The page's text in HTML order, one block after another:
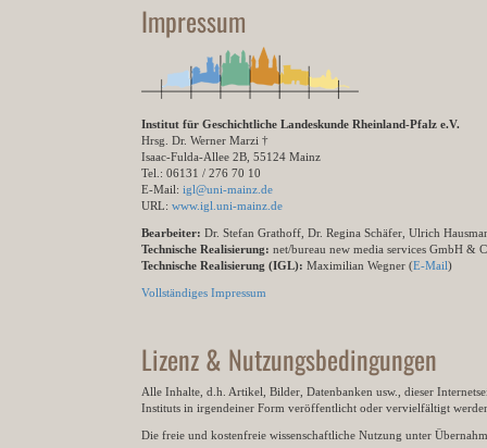
Impressum
Institut für Geschichtliche Landeskunde Rheinland-Pfalz e.V.
Hrsg. Dr. Werner Marzi †
Isaac-Fulda-Allee 2B, 55124 Mainz
Tel.: 06131 / 276 70 10
E-Mail: igl@uni-mainz.de
URL: www.igl.uni-mainz.de
Bearbeiter: Dr. Stefan Grathoff, Dr. Regina Schäfer, Ulrich
Technische Realisierung: net/bureau new media services GmbH &
Technische Realisierung (IGL): Maximilian Wegner (E-Mail)
Vollständiges Impressum
Lizenz & Nutzungsbedingungen
Alle Inhalte, d.h. Artikel, Bilder, Datenbanken usw., dieser
Instituts in irgendeiner Form veröffentlicht oder vervielfältigt
Die freie und kostenfreie wissenschaftliche Nutzung unter